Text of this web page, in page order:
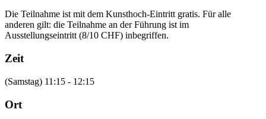
Die Teilnahme ist mit dem Kunsthoch-Eintritt gratis. Für alle
anderen gilt: die Teilnahme an der Führung ist im
Ausstellungseintritt (8/10 CHF) inbegriffen.
Zeit
(Samstag) 11:15 - 12:15
Ort